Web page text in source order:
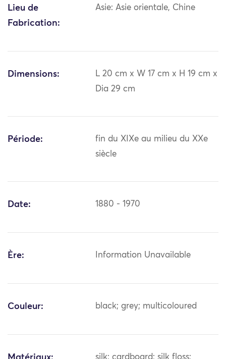
Lieu de
Fabrication:
Asie: Asie orientale, Chine
Dimensions:
L 20 cm x W 17 cm x H 19 cm x
Dia 29 cm
Période:
fin du XIXe au milieu du XXe
siècle
Date: 1880 - 1970
Ère: Information Unavailable
Couleur: black; grey; multicoloured